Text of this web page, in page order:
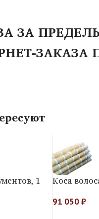
ЗА
1
Коса
91 050₽